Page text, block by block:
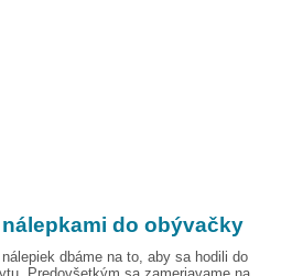
do obývačky
dbáme na to, aby sa hodili do